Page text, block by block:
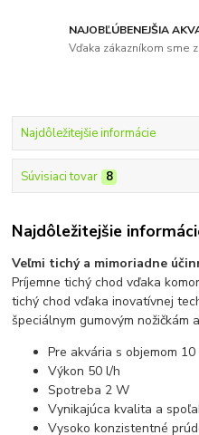
NAJOBĽÚBENEJŠIA
Vďaka zákazníkom sme
Najdôležitejšie informácie
Súvisiaci tovar 8
Najdôležitejšie
Veľmi tichý a mimoriadne
Príjemne tichý chod vďaka
tichý chod vďaka inovatívnej
špeciálnym gumovým nožičkám
Pre akvária s objemom
Výkon 50 l/h
Spotreba 2 W
Vynikajúca kvalita a
Vysoko konzistentné